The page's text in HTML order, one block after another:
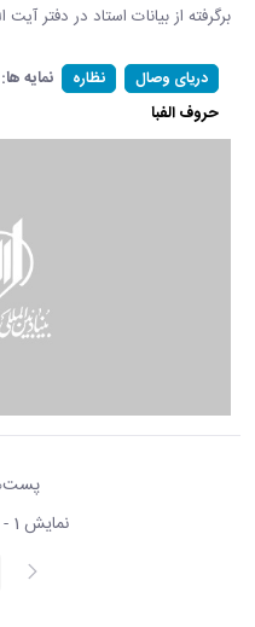
برگرفته از بیانات استاد در دفتر آیت
دریای وصال نظاره نمایه ها:
حروف الفبا
نمایش 1 - 13 از 13 نتیجه
پیغام
قبلی